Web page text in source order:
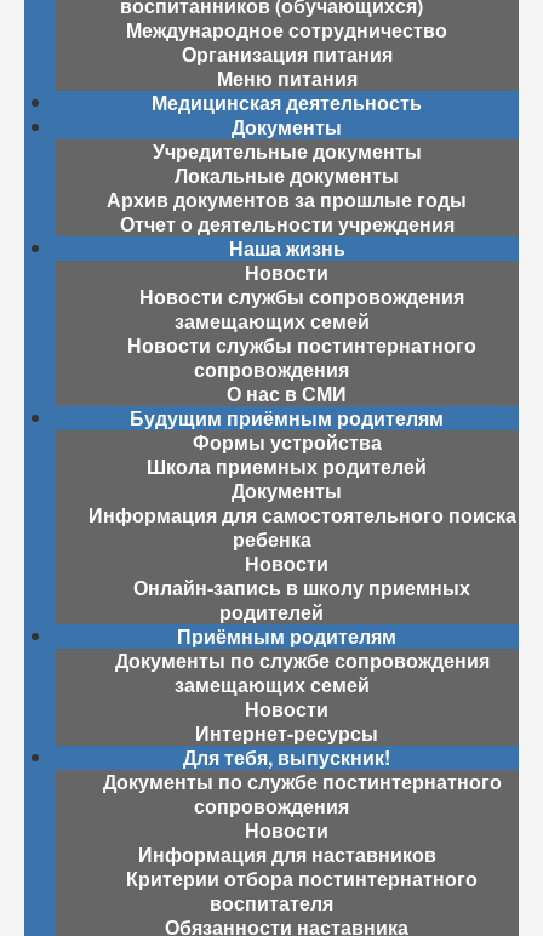
Международное сотрудничество
Организация питания
Меню питания
Медицинская деятельность
Документы
Учредительные документы
Локальные документы
Архив документов за прошлые годы
Отчет о деятельности учреждения
Наша жизнь
Новости
Новости службы сопровождения
замещающих семей
Новости службы постинтернатного
сопровождения
О нас в СМИ
Будущим приёмным родителям
Формы устройства
Школа приемных родителей
Документы
Информация для самостоятельного поиска
ребенка
Новости
Онлайн-запись в школу приемных
родителей
Приёмным родителям
Документы по службе сопровождения
замещающих семей
Новости
Интернет-ресурсы
Для тебя, выпускник!
Документы по службе постинтернатного
сопровождения
Новости
Информация для наставников
Критерии отбора постинтернатного
воспитателя
Обязанности наставника